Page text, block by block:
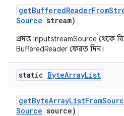
getBufferedReaderFrom
Source stream)
প্রদত্ত InputstreamSource থেকে
BufferedReader ফেরত দিন।
static ByteArrayList
getByteArrayListFrom
Source source)